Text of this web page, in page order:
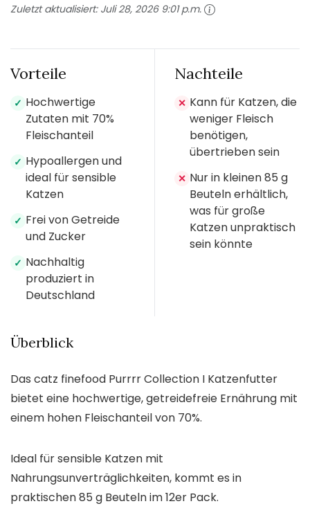
Zuletzt aktualisiert: Juli 28, 2026 9:01 p.m.
Vorteile
✓ Hochwertige
Zutaten mit 70%
Fleischanteil
✓ Hypoallergen und
ideal für sensible
Katzen
✓ Frei von Getreide
und Zucker
✓ Nachhaltig
produziert in
Deutschland
Nachteile
✕ Kann für Katzen, die
weniger Fleisch
benötigen,
übertrieben sein
✕ Nur in kleinen 85 g
Beuteln erhältlich,
was für große
Katzen unpraktisch
sein könnte
Überblick
Das catz finefood Purrrr Collection I Katzenfutter
bietet eine hochwertige, getreidefreie Ernährung mit
einem hohen Fleischanteil von 70%.
Ideal für sensible Katzen mit
Nahrungsunverträglichkeiten, kommt es in
praktischen 85 g Beuteln im 12er Pack.